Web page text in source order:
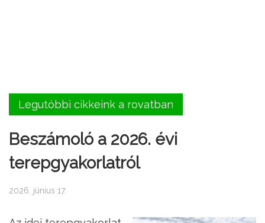
Legutóbbi cikkeink a rovatban
Beszámoló a 2026. évi
terepgyakorlatról
2026. június 17.